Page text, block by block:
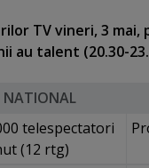
TV vineri, 3 mai,
au talent (20.30-
NATIONAL
telespectatori
(12 rtg)